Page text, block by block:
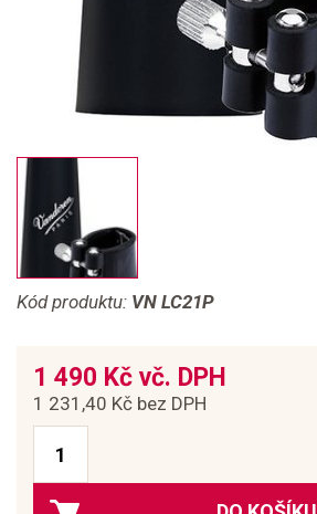
Kód produktu: VN LC21P
1 490 Kč vč. DPH
1 231,40 Kč bez DPH